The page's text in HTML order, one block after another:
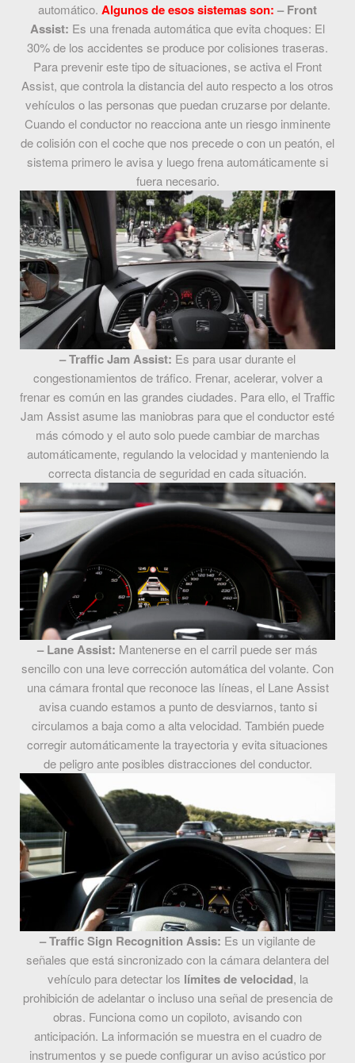
automático. Algunos de esos sistemas son: – Front
Assist: Es una frenada automática que evita choques: El
30% de los accidentes se produce por colisiones traseras.
Para prevenir este tipo de situaciones, se activa el Front
Assist, que controla la distancia del auto respecto a los otros
vehículos o las personas que puedan cruzarse por delante.
Cuando el conductor no reacciona ante un riesgo inminente
de colisión con el coche que nos precede o con un peatón, el
sistema primero le avisa y luego frena automáticamente si
fuera necesario.
– Traffic Jam Assist: Es para usar durante el
congestionamientos de tráfico. Frenar, acelerar, volver a
frenar es común en las grandes ciudades. Para ello, el Traffic
Jam Assist asume las maniobras para que el conductor esté
más cómodo y el auto solo puede cambiar de marchas
automáticamente, regulando la velocidad y manteniendo la
correcta distancia de seguridad en cada situación.
– Lane Assist: Mantenerse en el carril puede ser más
sencillo con una leve corrección automática del volante. Con
una cámara frontal que reconoce las líneas, el Lane Assist
avisa cuando estamos a punto de desviarnos, tanto si
circulamos a baja como a alta velocidad. También puede
corregir automáticamente la trayectoria y evita situaciones
de peligro ante posibles distracciones del conductor.
– Traffic Sign Recognition Assis: Es un vigilante de
señales que está sincronizado con la cámara delantera del
vehículo para detectar los límites de velocidad, la
prohibición de adelantar o incluso una señal de presencia de
obras. Funciona como un copiloto, avisando con
anticipación. La información se muestra en el cuadro de
instrumentos y se puede configurar un aviso acústico por